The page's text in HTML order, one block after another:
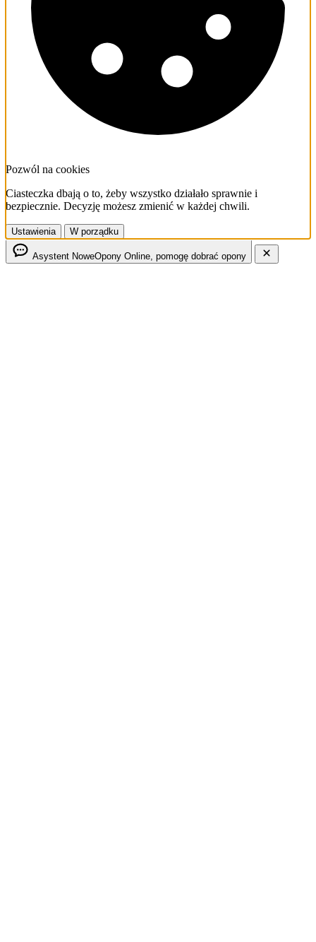
Pozwól na cookies
Ciasteczka dbają o to, żeby wszystko działało sprawnie i
bezpiecznie. Decyzję możesz zmienić w każdej chwili.
Ustawienia W porządku
Asystent NoweOpony Online, pomogę dobrać opony